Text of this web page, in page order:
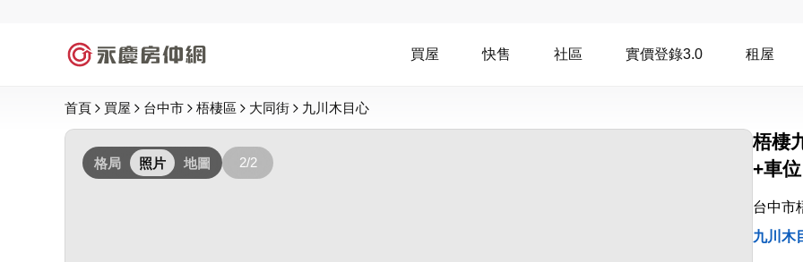
買屋 快售 社區 實價登錄3.0 租屋
首頁 買屋 台中市 梧棲區 大同街 九川木目心
格局 照片 地圖 2/2
梧棲
+車位
台中市
九川木